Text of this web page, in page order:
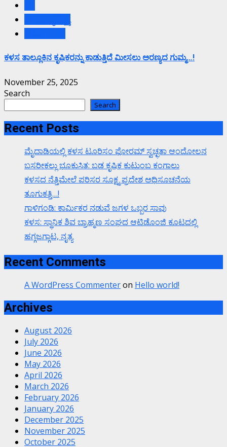
ಕಳಸ ತಾಲ್ಲೂಕಿನ ಕೃಷಿಕರನ್ನು ಕಾಡುತ್ತಿದೆ ಮೀಸಲು ಅರಣ್ಯದ ಗುಮ್ಮ…!
November 25, 2025
Search
Search
Recent Posts
ಮೈದಾಡಿಯಲ್ಲಿ ಕಳಸ ಟೂರಿಸಂ ಫೋರಮ್ ಸ್ವಚ್ಛತಾ ಆಂದೋಲನ
ಬಸರೀಕಲ್ಲು ಭೂಕುಸಿತ: ಬಡ ಕೃಷಿಕ ಕುಟುಂಬ ಕಂಗಾಲು
ಕಳಸದ ನೆತ್ತಿಮೇಲೆ ಪರಿಸರ ಸೂಕ್ಷ್ಮ ಪ್ರದೇಶ ಅಧಿಸೂಚನೆಯ
ತೂಗುಕತ್ತಿ…!
ಗಾಳಿಗಂಡಿ: ಕಾರ್ಮಿಕರ ನಡುವೆ ಜಗಳ ಒಬ್ಬರ ಸಾವು
ಕಳಸ: ಸ್ಥಾನಿಕ ಶಿವ ಬ್ರಾಹ್ಮಣ ಸಂಘದ ಆಟಿಡೊಂಜಿ ಕೂಟದಲ್ಲಿ
ಹಗ್ಗಜಗ್ಗಾಟ, ನೃತ್ಯ
Recent Comments
A WordPress Commenteron Hello world!
Archives
August 2026
July 2026
June 2026
May 2026
April 2026
March 2026
February 2026
January 2026
December 2025
November 2025
October 2025